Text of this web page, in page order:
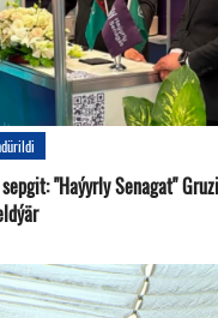
"Haýyrly Senagat"